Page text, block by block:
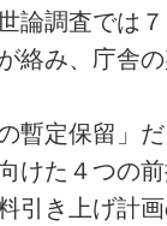
論調査では
絡み、庁舎
暫定保留」
けた４つの
引き上げ計